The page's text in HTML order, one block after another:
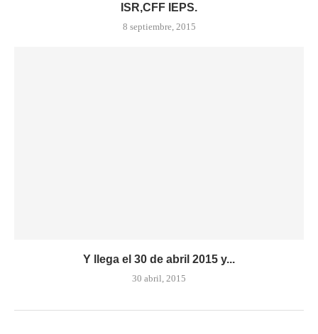
ISR,CFF IEPS.
8 septiembre, 2015
Y llega el 30 de abril 2015 y...
30 abril, 2015